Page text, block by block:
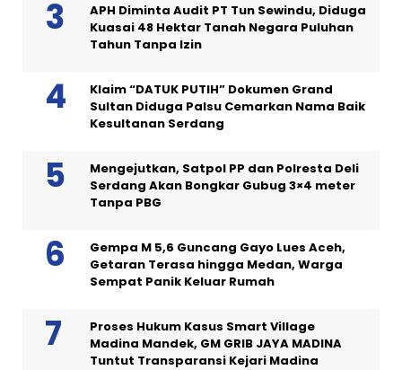
APH Diminta Audit PT Tun Sewindu, Diduga
Kuasai 48 Hektar Tanah Negara Puluhan
Tahun Tanpa Izin
Klaim “DATUK PUTIH” Dokumen Grand
Sultan Diduga Palsu Cemarkan Nama Baik
Kesultanan Serdang
Mengejutkan, Satpol PP dan Polresta Deli
Serdang Akan Bongkar Gubug 3×4 meter
Tanpa PBG
Gempa M 5,6 Guncang Gayo Lues Aceh,
Getaran Terasa hingga Medan, Warga
Sempat Panik Keluar Rumah
Proses Hukum Kasus Smart Village
Madina Mandek, GM GRIB JAYA MADINA
Tuntut Transparansi Kejari Madina